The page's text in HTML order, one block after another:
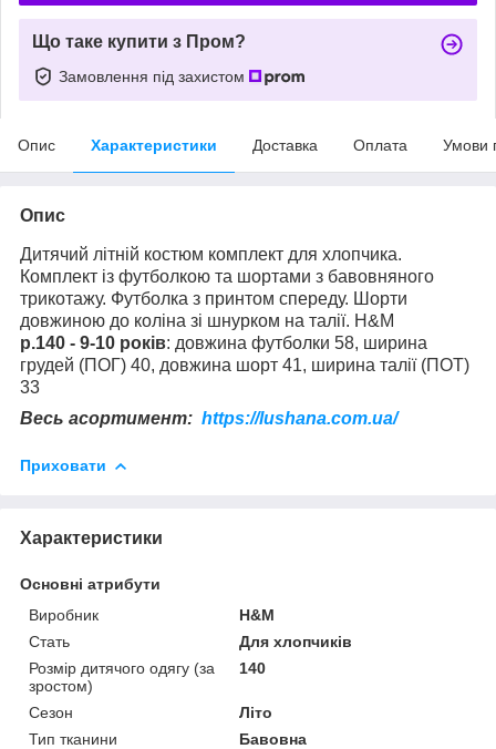
Що таке купити з Пром?
Замовлення під захистом
Опис Характеристики Доставка Оплата Умови
Опис
Дитячий літній костюм комплект для хлопчика.
Комплект із футболкою та шортами з бавовняного
трикотажу. Футболка з принтом спереду. Шорти
довжиною до коліна зі шнурком на талії. H&M
р.140 - 9-10 років: довжина футболки 58, ширина
грудей (ПОГ) 40, довжина шорт 41, ширина талії (ПОТ)
33
Весь асортимент: https://lushana.com.ua/
Приховати
Характеристики
Основні атрибути
Виробник
H&M
Стать
Для хлопчиків
Розмір дитячого одягу (за
зростом)
140
Сезон
Літо
Тип тканини
Бавовна